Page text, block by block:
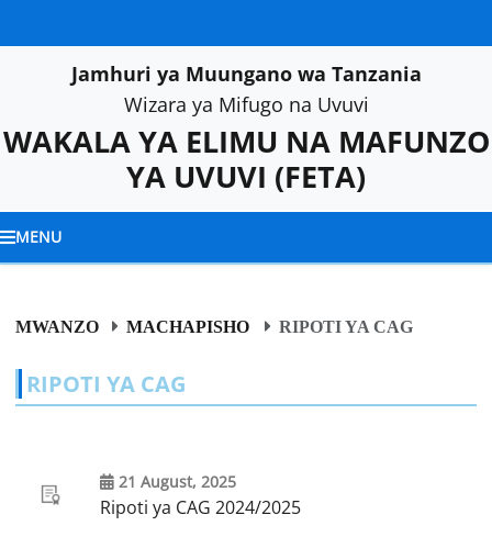
Jamhuri ya Muungano wa Tanzania
Wizara ya Mifugo na Uvuvi
WAKALA YA ELIMU NA MAFUNZO
YA UVUVI (FETA)
MENU
MWANZO MACHAPISHO RIPOTI YA CAG
RIPOTI YA CAG
21 August, 2025
Ripoti ya CAG 2024/2025